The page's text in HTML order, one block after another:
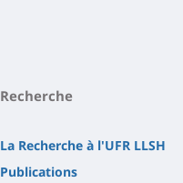
Recherche
La Recherche à l'UFR LLSH
Publications